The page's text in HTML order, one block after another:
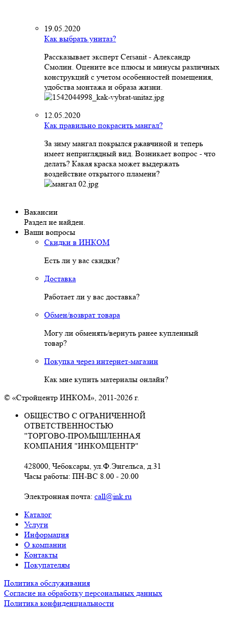
19.05.2020
Как выбрать унитаз?
Рассказывает эксперт Cersanit - Александр
Смолин. Оцените все плюсы и минусы различных
конструкций с учетом особенностей помещения,
удобства монтажа и образа жизни.
12.05.2020
Как правильно покрасить мангал?
За зиму мангал покрылся ржавчиной и теперь
имеет неприглядный вид. Возникает вопрос - что
делать? Какая краска может выдержать
воздействие открытого пламени?
Вакансии
Раздел не найден.
Ваши вопросы
Скидки в ИНКОМ
Есть ли у вас скидки?
Доставка
Работает ли у вас доставка?
Обмен/возврат товара
Могу ли обменять/вернуть ранее купленный
товар?
Покупка через интернет-магазин
Как мне купить материалы онлайн?
© «Стройцентр ИНКОМ», 2011-2026 г.
ОБЩЕСТВО С ОГРАНИЧЕННОЙ
ОТВЕТСТВЕННОСТЬЮ
"ТОРГОВО-ПРОМЫШЛЕННАЯ
КОМПАНИЯ "ИНКОМЦЕНТР"
428000, Чебоксары, ул.Ф.Энгельса, д.31
Часы работы: ПН-ВС 8.00 - 20.00
Электронная почта: call@ink.ru
Каталог
Услуги
Информация
О компании
Контакты
Покупателям
Политика обслуживания
Согласие на обработку персональных данных
Политика конфиденциальности